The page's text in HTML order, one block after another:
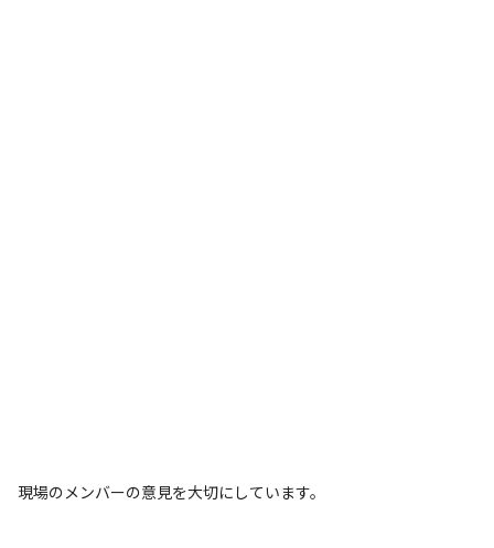
現場のメンバーの意見を大切にしています。